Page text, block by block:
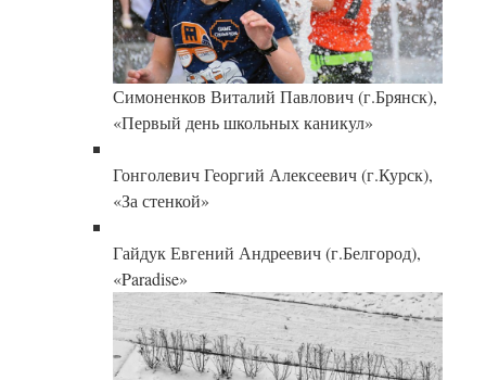
Симоненков Виталий Павлович (г.Брянск),
«Первый день школьных каникул»
Гонголевич Георгий Алексеевич (г.Курск),
«За стенкой»
Гайдук Евгений Андреевич (г.Белгород),
«Paradise»